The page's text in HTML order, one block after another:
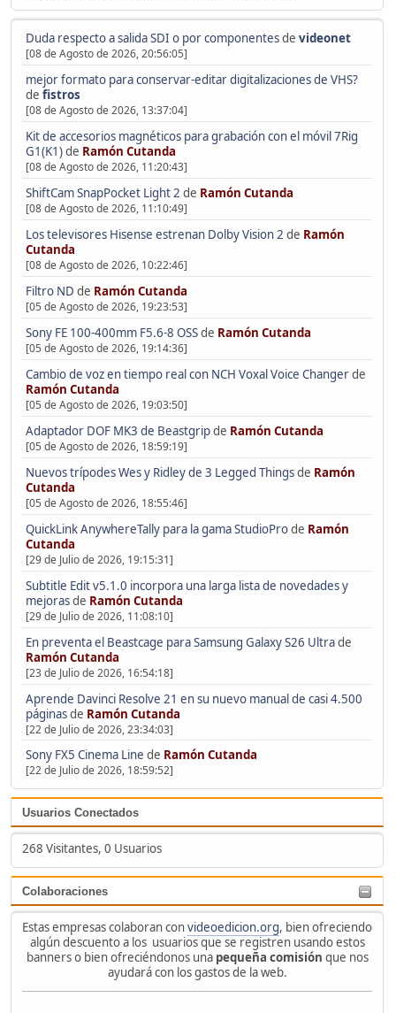
Duda respecto a salida SDI o por componentesde videonet
[08 de Agosto de 2026, 20:56:05]
mejor formato para conservar-editar digitalizaciones de VHS?
de fistros
[08 de Agosto de 2026, 13:37:04]
Kit de accesorios magnéticos para grabación con el móvil 7Rig
G1(K1)de Ramón Cutanda
[08 de Agosto de 2026, 11:20:43]
ShiftCam SnapPocket Light 2 de Ramón Cutanda
[08 de Agosto de 2026, 11:10:49]
Los televisores Hisense estrenan Dolby Vision 2 de Ramón
Cutanda
[08 de Agosto de 2026, 10:22:46]
Filtro ND de Ramón Cutanda
[05 de Agosto de 2026, 19:23:53]
Sony FE 100-400mm F5.6-8 OSSde Ramón Cutanda
[05 de Agosto de 2026, 19:14:36]
Cambio de voz en tiempo real con NCH Voxal Voice Changerde
Ramón Cutanda
[05 de Agosto de 2026, 19:03:50]
Adaptador DOF MK3 de Beastgripde Ramón Cutanda
[05 de Agosto de 2026, 18:59:19]
Nuevos trípodes Wes y Ridley de 3 Legged Thingsde Ramón
Cutanda
[05 de Agosto de 2026, 18:55:46]
QuickLink AnywhereTally para la gama StudioProde Ramón
Cutanda
[29 de Julio de 2026, 19:15:31]
Subtitle Edit v5.1.0 incorpora una larga lista de novedades y
mejorasde Ramón Cutanda
[29 de Julio de 2026, 11:08:10]
En preventa el Beastcage para Samsung Galaxy S26 Ultrade
Ramón Cutanda
[23 de Julio de 2026, 16:54:18]
Aprende Davinci Resolve 21 en su nuevo manual de casi 4.500
páginasde Ramón Cutanda
[22 de Julio de 2026, 23:34:03]
Sony FX5 Cinema Line de Ramón Cutanda
[22 de Julio de 2026, 18:59:52]
Usuarios Conectados
268 Visitantes, 0 Usuarios
Colaboraciones
Estas empresas colaboran convideoedicion.org, bien ofreciendo
algún descuento a los usuarios que se registren usando estos
banners o bien ofreciéndonos una pequeña comisión que nos
ayudará con los gastos de la web.